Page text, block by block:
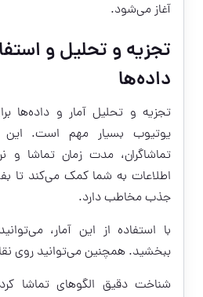
آغاز می‌شود.
تجزیه و تحلیل و
داده‌ها
تجزیه و تحلیل آمار و داده‌ها
یوتیوب بسیار مهم است. این
تماشاگران، مدت زمان تماشا
اطلاعات به شما کمک می‌کند تا
جذب مخاطب دارد.
با استفاده از این آمار،
ببخشید. همچنین می‌توانید روی
شناخت دقیق الگوهای تماشا